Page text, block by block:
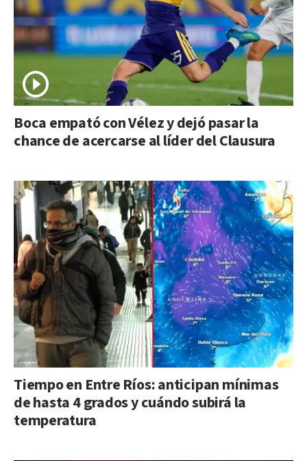
Boca empató con Vélez y dejó pasar la
chance de acercarse al líder del Clausura
Tiempo en Entre Ríos: anticipan mínimas
de hasta 4 grados y cuándo subirá la
temperatura